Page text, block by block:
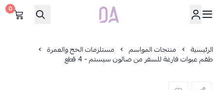
Dar Alamirat
0
الرئيسية منتجات المواسم مستلزمات الحج والعمرة
طقم عبوات فارغة للسفر من صالون سيستم - 4 قطع